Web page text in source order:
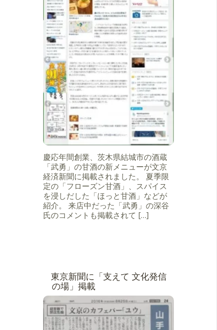
慶応年間創業、茨木県結城市の酒蔵
「武勇」の甘酒の新メニューが文京
経済新聞に掲載されました。 夏季限
定の「フローズン甘酒」、スパイス
を浸しだした「ほっと甘酒」などが
紹介。 来店中だった「武勇」の深谷
氏のコメントも掲載されて […]
東京新聞に「支えて 文化発信
の場」掲載